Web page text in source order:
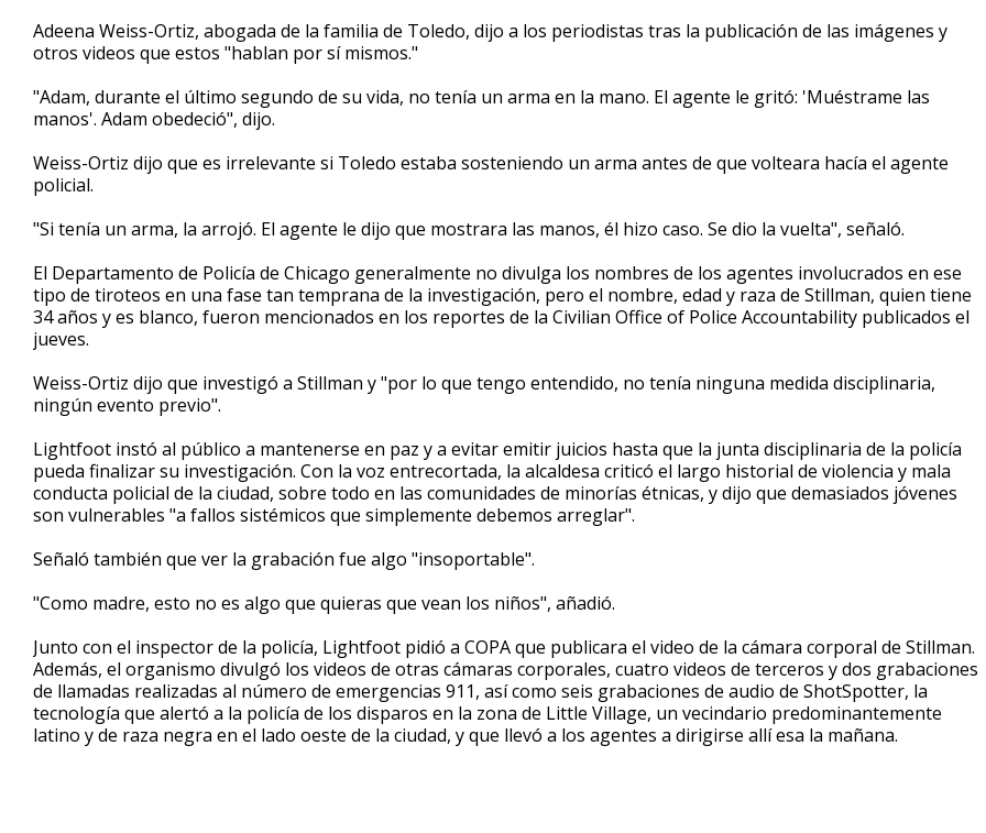
Adeena Weiss-Ortiz, abogada de la familia de Toledo, dijo a los periodistas tras la publicación de las imágenes y
otros videos que estos "hablan por sí mismos."
"Adam, durante el último segundo de su vida, no tenía un arma en la mano. El agente le gritó: 'Muéstrame las
manos'. Adam obedeció", dijo.
Weiss-Ortiz dijo que es irrelevante si Toledo estaba sosteniendo un arma antes de que volteara hacía el agente
policial.
"Si tenía un arma, la arrojó. El agente le dijo que mostrara las manos, él hizo caso. Se dio la vuelta", señaló.
El Departamento de Policía de Chicago generalmente no divulga los nombres de los agentes involucrados en ese
tipo de tiroteos en una fase tan temprana de la investigación, pero el nombre, edad y raza de Stillman, quien tiene
34 años y es blanco, fueron mencionados en los reportes de la Civilian Office of Police Accountability publicados el
jueves.
Weiss-Ortiz dijo que investigó a Stillman y "por lo que tengo entendido, no tenía ninguna medida disciplinaria,
ningún evento previo".
Lightfoot instó al público a mantenerse en paz y a evitar emitir juicios hasta que la junta disciplinaria de la policía
pueda finalizar su investigación. Con la voz entrecortada, la alcaldesa criticó el largo historial de violencia y mala
conducta policial de la ciudad, sobre todo en las comunidades de minorías étnicas, y dijo que demasiados jóvenes
son vulnerables "a fallos sistémicos que simplemente debemos arreglar".
Señaló también que ver la grabación fue algo "insoportable".
"Como madre, esto no es algo que quieras que vean los niños", añadió.
Junto con el inspector de la policía, Lightfoot pidió a COPA que publicara el video de la cámara corporal de Stillman.
Además, el organismo divulgó los videos de otras cámaras corporales, cuatro videos de terceros y dos grabaciones
de llamadas realizadas al número de emergencias 911, así como seis grabaciones de audio de ShotSpotter, la
tecnología que alertó a la policía de los disparos en la zona de Little Village, un vecindario predominantemente
latino y de raza negra en el lado oeste de la ciudad, y que llevó a los agentes a dirigirse allí esa la mañana.